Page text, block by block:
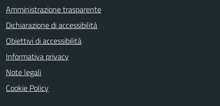
Amministrazione trasparente
Dichiarazione di accessibilità
Obiettivi di accessibilità
Informativa privacy
Note legali
Cookie Policy